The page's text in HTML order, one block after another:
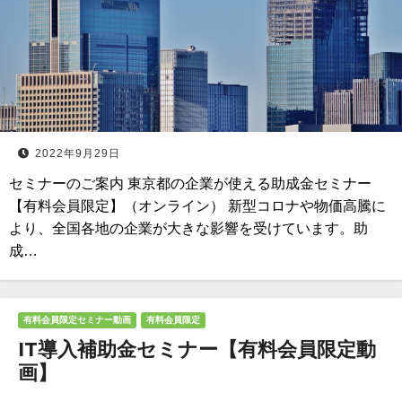
2022年9月29日
セミナーのご案内 東京都の企業が使える助成金セミナー
【有料会員限定】（オンライン） 新型コロナや物価高騰に
より、全国各地の企業が大きな影響を受けています。助
成…
有料会員限定セミナー動画 有料会員限定
IT導入補助金セミナー【有料会員限定動
画】